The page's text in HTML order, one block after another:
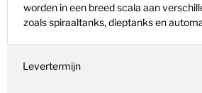
worden in een breed scala aan
zoals spiraaltanks, dieptanks en
Levertermijn